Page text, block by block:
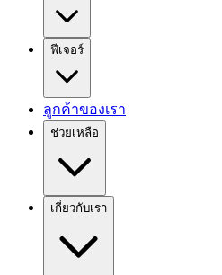
ฟีเจอร์
ลูกค้าของเรา
ช่วยเหลือ
เกี่ยวกับเรา